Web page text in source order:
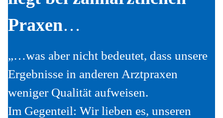
Praxen…
„…was aber nicht bedeutet, dass unsere
Ergebnisse in anderen Arztpraxen
weniger Qualität aufweisen.
Im Gegenteil: Wir lieben es, unseren